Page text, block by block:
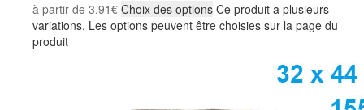
à partir de 3.91€ Choix des options Ce produit a plusieurs
variations. Les options peuvent être choisies sur la page du
produit